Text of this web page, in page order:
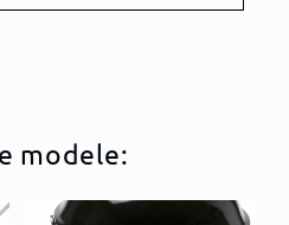
modele: